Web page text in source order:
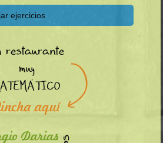
ejercicios